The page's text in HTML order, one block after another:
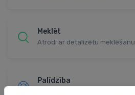
Meklēt
Atrodi ar detalizētu meklēšanu
Palīdzība